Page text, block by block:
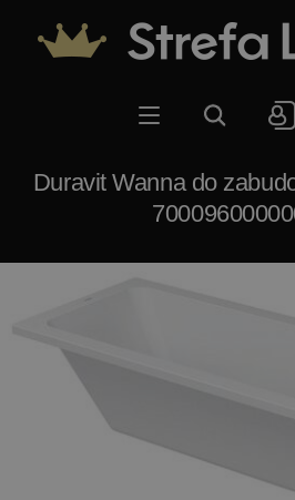
Duravit Wanna do